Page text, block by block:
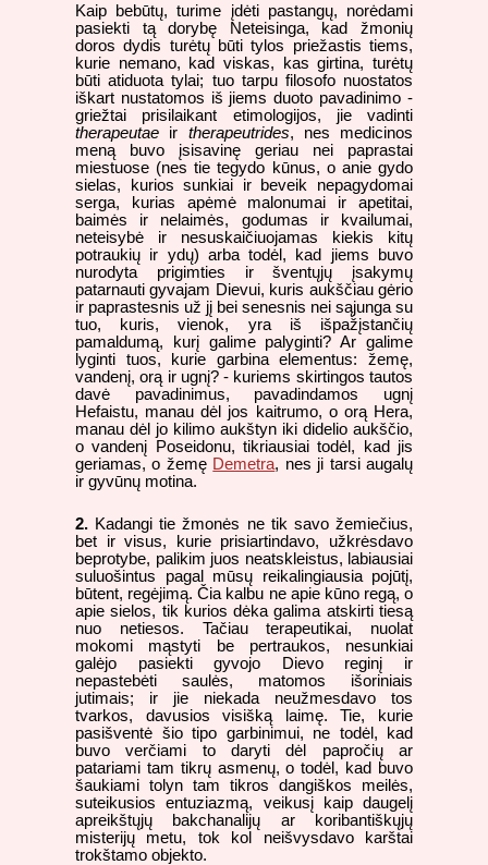
Kaip bebūtų, turime įdėti pastangų, norėdami
pasiekti tą dorybę Neteisinga, kad žmonių
doros dydis turėtų būti tylos priežastis tiems,
kurie nemano, kad viskas, kas girtina, turėtų
būti atiduota tylai; tuo tarpu filosofo nuostatos
iškart nustatomos iš jiems duoto pavadinimo -
griežtai prisilaikant etimologijos, jie vadinti
therapeutae ir therapeutrides, nes medicinos
meną buvo įsisavinę geriau nei paprastai
miestuose (nes tie tegydo kūnus, o anie gydo
sielas, kurios sunkiai ir beveik nepagydomai
serga, kurias apėmė malonumai ir apetitai,
baimės ir nelaimės, godumas ir kvailumai,
neteisybė ir nesuskaičiuojamas kiekis kitų
potraukių ir ydų) arba todėl, kad jiems buvo
nurodyta prigimties ir šventųjų įsakymų
patarnauti gyvajam Dievui, kuris aukščiau gėrio
ir paprastesnis už jį bei senesnis nei sąjunga su
tuo, kuris, vienok, yra iš išpažįstančių
pamaldumą, kurį galime palyginti? Ar galime
lyginti tuos, kurie garbina elementus: žemę,
vandenį, orą ir ugnį? - kuriems skirtingos tautos
davė pavadinimus, pavadindamos ugnį
Hefaistu, manau dėl jos kaitrumo, o orą Hera,
manau dėl jo kilimo aukštyn iki didelio aukščio,
o vandenį Poseidonu, tikriausiai todėl, kad jis
geriamas, o žemę Demetra, nes ji tarsi augalų
ir gyvūnų motina.
2. Kadangi tie žmonės ne tik savo žemiečius,
bet ir visus, kurie prisiartindavo, užkrėsdavo
beprotybe, palikim juos neatskleistus, labiausiai
suluošintus pagal mūsų reikalingiausia pojūtį,
būtent, regėjimą. Čia kalbu ne apie kūno regą, o
apie sielos, tik kurios dėka galima atskirti tiesą
nuo netiesos. Tačiau terapeutikai, nuolat
mokomi mąstyti be pertraukos, nesunkiai
galėjo pasiekti gyvojo Dievo reginį ir
nepastebėti saulės, matomos išoriniais
jutimais; ir jie niekada neužmesdavo tos
tvarkos, davusios visišką laimę. Tie, kurie
pasišventė šio tipo garbinimui, ne todėl, kad
buvo verčiami to daryti dėl papročių ar
patariami tam tikrų asmenų, o todėl, kad buvo
šaukiami tolyn tam tikros dangiškos meilės,
suteikusios entuziazmą, veikusį kaip daugelį
apreikštųjų bakchanalijų ar koribantiškųjų
misterijų metu, tok kol neišvysdavo karštai
trokštamo objekto.